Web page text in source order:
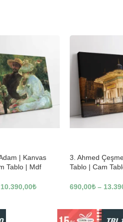
| Kanvas
Tablo | Mdf
10.390,00₺
3. Ahmed
Tablo | Cam
690,00₺ –